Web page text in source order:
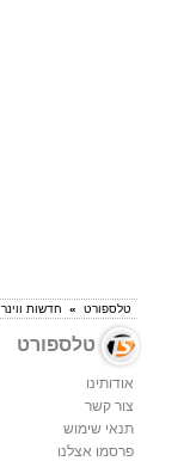
טלספורט » חדשות ווינר
טלספורט
אודותינו
צור קשר
תנאי שימוש
פרסמו אצלנו